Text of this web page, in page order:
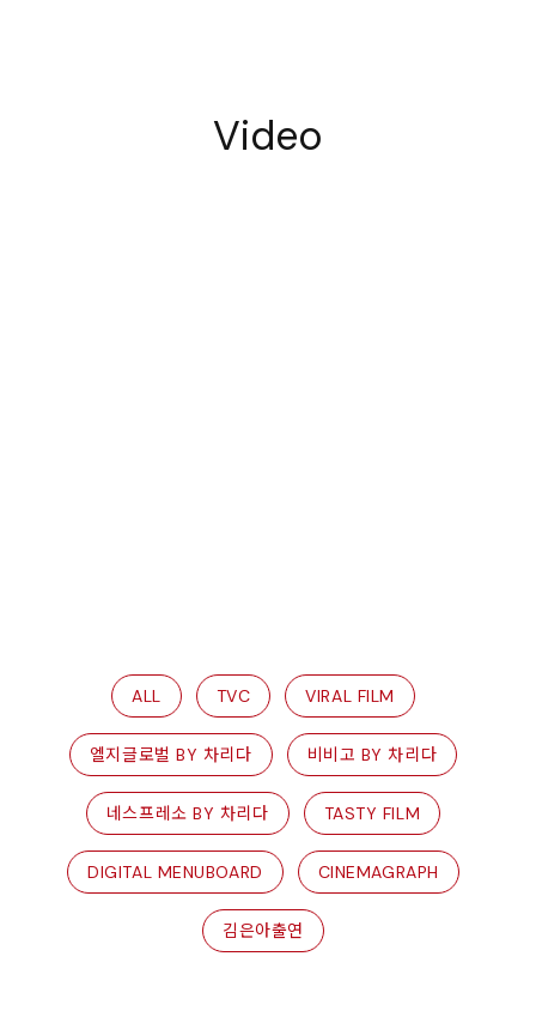
ALL TVC VIRAL FILM
엘지글로벌 BY 차리다 비비고 BY 차리다
네스프레소 BY 차리다 TASTY FILM
DIGITAL MENUBOARD CINEMAGRAPH
김은아출연